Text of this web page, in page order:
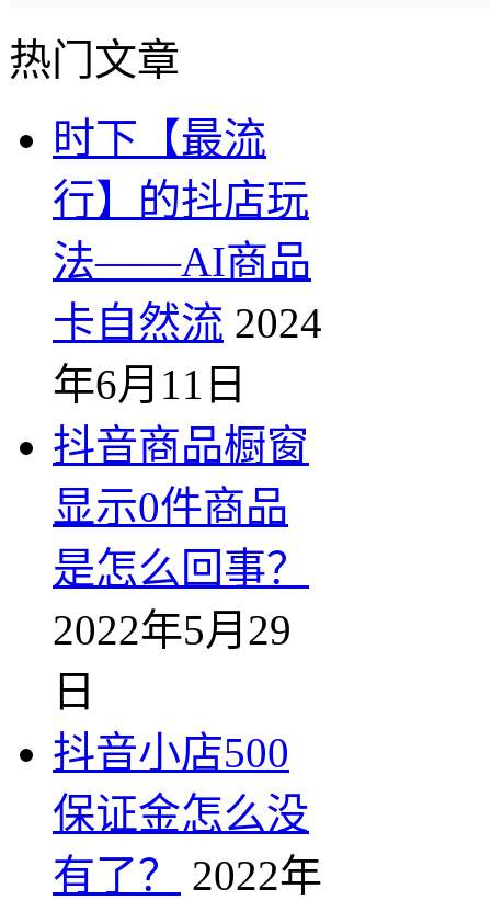
热门文章
时下【最流
行】的抖店玩
法——AI商品
卡自然流 2024
年6月11日
抖音商品橱窗
显示0件商品
是怎么回事？
2022年5月29
日
抖音小店500
保证金怎么没
有了？
2022年